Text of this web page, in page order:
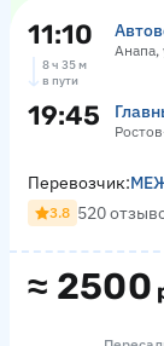
11:10 Анапа,
8 ч 35 м
в пути
19:45
≈ 2500
Перевозчик:
3.8 520